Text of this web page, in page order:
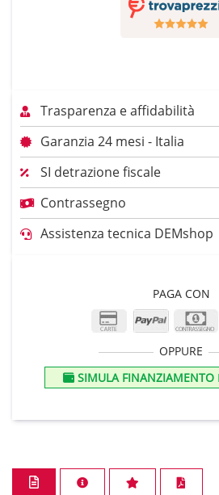
Trasparenza e affidabilità
Garanzia 24 mesi - Italia
SI detrazione fiscale
Contrassegno
Assistenza tecnica DEMshop
PAGA CON
OPPURE
SIMULA FINANZIAMENTO